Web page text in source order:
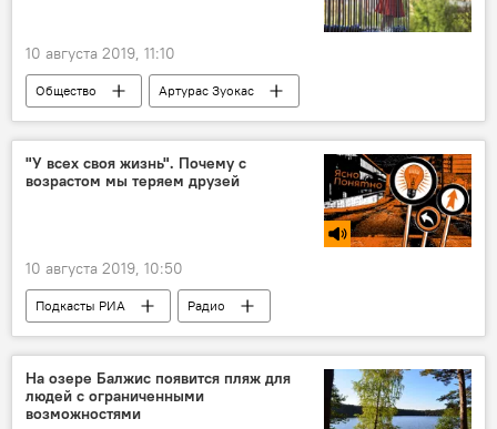
10 августа 2019, 11:10
Общество
Артурас Зуокас
Вильнюс
искусство
"У всех своя жизнь". Почему с
возрастом мы теряем друзей
10 августа 2019, 10:50
Подкасты РИА Радио
На озере Балжис появится пляж для
людей с ограниченными
возможностями